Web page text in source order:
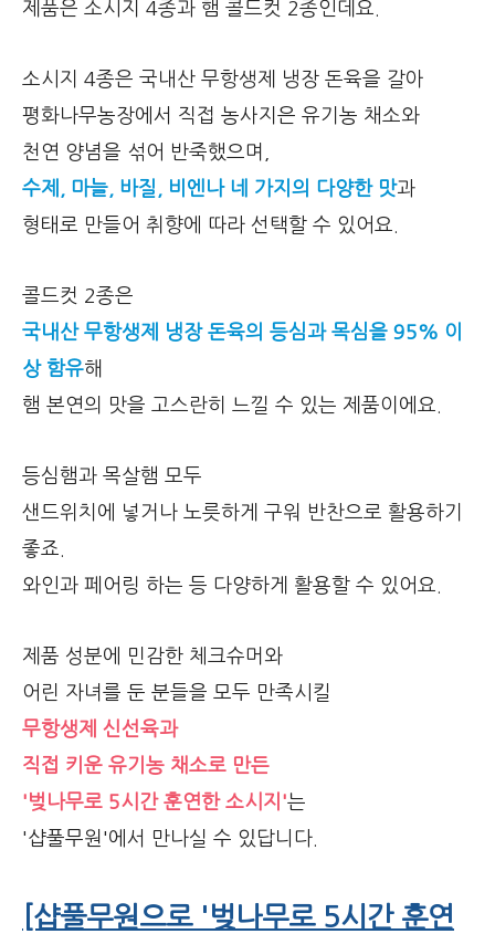
제품은 소시지 4종과 햄 콜드컷 2종인데요.
소시지 4종은 국내산 무항생제 냉장 돈육을 갈아
평화나무농장에서 직접 농사지은 유기농 채소와
천연 양념을 섞어 반죽했으며,
수제, 마늘, 바질, 비엔나 네 가지의 다양한 맛과
형태로 만들어 취향에 따라 선택할 수 있어요.
콜드컷 2종은
국내산 무항생제 냉장 돈육의 등심과 목심을 95% 이
상 함유해
햄 본연의 맛을 고스란히 느낄 수 있는 제품이에요.
등심햄과 목살햄 모두
샌드위치에 넣거나 노릇하게 구워 반찬으로 활용하기
좋죠.
와인과 페어링 하는 등 다양하게 활용할 수 있어요.
제품 성분에 민감한 체크슈머와
어린 자녀를 둔 분들을 모두 만족시킬
무항생제 신선육과
직접 키운 유기농 채소로 만든
'벚나무로 5시간 훈연한 소시지'는
'샵풀무원'에서 만나실 수 있답니다.
[샵풀무원으로 '벚나무로 5시간 훈연